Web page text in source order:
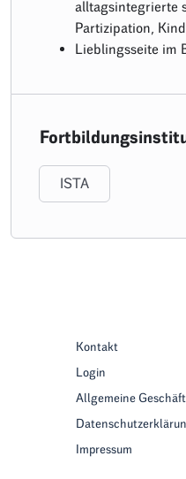
alltagsintegrierte
Partizipation,
Lieblingsseite im
ISTA
Kontakt
Login
Allgemeine
Impressum